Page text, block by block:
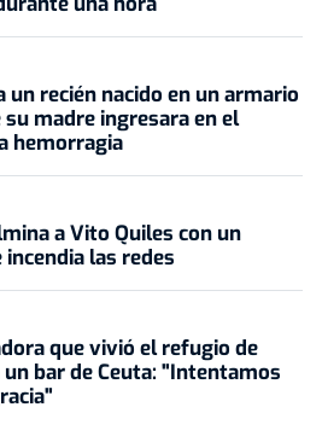
un recién nacido en un armario
su madre ingresara en el
hemorragia
a Vito Quiles con un
las redes
que vivió el refugio de
bar de Ceuta: "Intentamos